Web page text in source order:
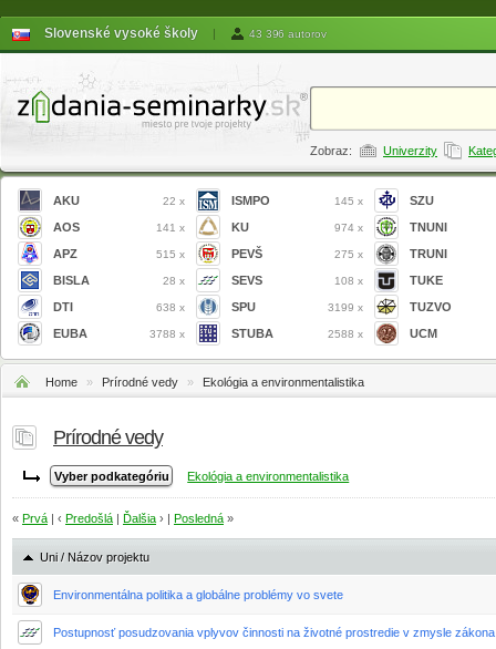
Slovenské vysoké školy | 43 396 autorov
Zobraz: Univerzity
AKU 22 x
AOS 141 x
APZ 515 x
BISLA 28 x
DTI 638 x
EUBA 3788 x
ISMPO 145 x
KU 974 x
PEVŠ 275 x
SEVS 108 x
SPU 3199 x
STUBA 2588 x
SZU
TNUNI
TRUNI
TUKE
TUZVO
UCM
Home » Prírodné vedy » Ekológia a environmentalistika
Prírodné vedy
Ekológia a environmentalistika
« Prvá | ‹ Predošlá Ďalšia › | Posledná »
Uni / Názov projektu
Environmentálna politika a globálne problémy vo svete
Postupnosť posudzovania vplyvov činnosti na životné prostredie v zmysle